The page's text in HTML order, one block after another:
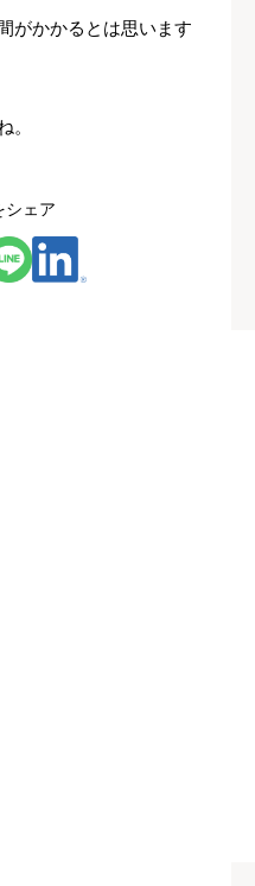
がかかるとは思います
。
シェア